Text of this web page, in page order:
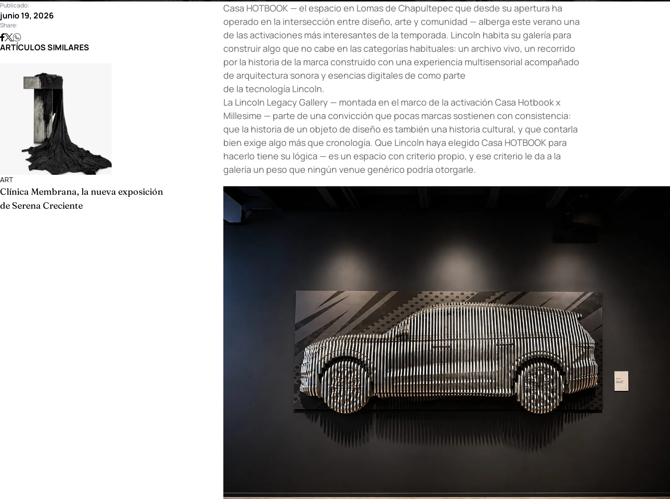
Casa HOTBOOK — el espacio en Lomas de Chapultepec que desde su apertura ha
operado en la intersección entre diseño, arte y comunidad — alberga este verano una
de las activaciones más interesantes de la temporada. Lincoln habita su galería para
construir algo que no cabe en las categorías habituales: un archivo vivo, un recorrido
por la historia de la marca construido con una experiencia multisensorial acompañado
de arquitectura sonora y esencias digitales de como parte
de la tecnología Lincoln.
La Lincoln Legacy Gallery — montada en el marco de la activación Casa Hotbook x
Millesime — parte de una convicción que pocas marcas sostienen con consistencia:
que la historia de un objeto de diseño es también una historia cultural, y que contarla
bien exige algo más que cronología. Que Lincoln haya elegido Casa HOTBOOK para
hacerlo tiene su lógica — es un espacio con criterio propio, y ese criterio le da a la
galería un peso que ningún venue genérico podría otorgarle.
Publicado:
junio 19, 2026
Share:
ARTÍCULOS SIMILARES
ART
Clínica Membrana, la nueva exposición
de Serena Creciente